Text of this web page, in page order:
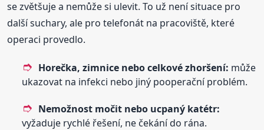
se zvětšuje a nemůže si ulevit. To už není situace pro
další suchary, ale pro telefonát na pracoviště, které
operaci provedlo.
Horečka, zimnice nebo celkové zhoršení: může
ukazovat na infekci nebo jiný pooperační problém.
Nemožnost močit nebo ucpaný katétr:
vyžaduje rychlé řešení, ne čekání do rána.